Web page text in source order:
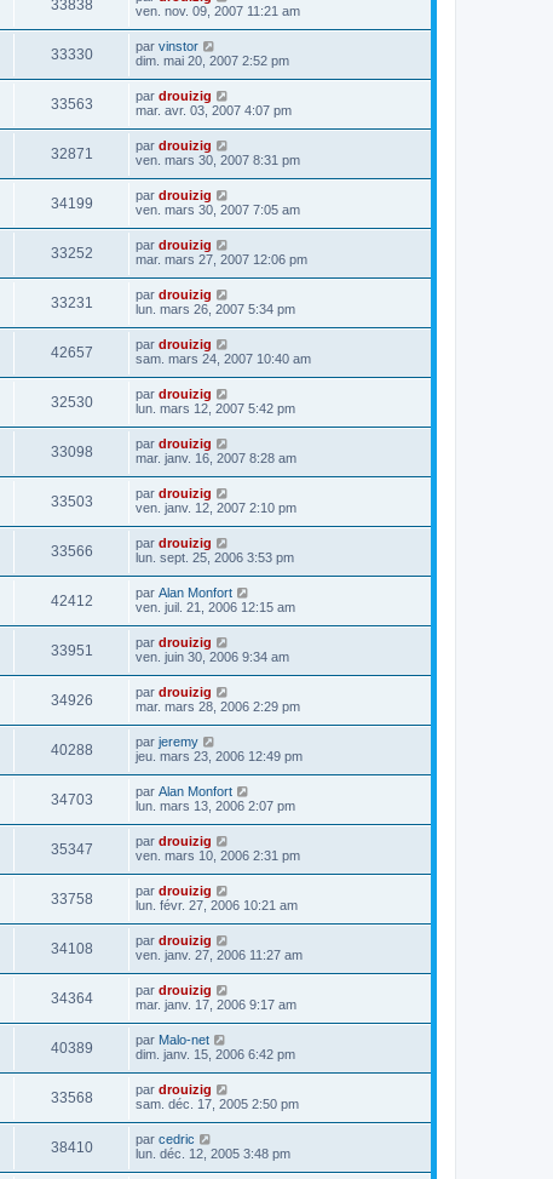
33838
ven. nov. 09, 2007 11:21 am
33330 par vinstor
dim. mai 20, 2007 2:52 pm
33563 par drouizig
mar. avr. 03, 2007 4:07 pm
32871 par drouizig
ven. mars 30, 2007 8:31 pm
34199 par drouizig
ven. mars 30, 2007 7:05 am
33252 par drouizig
mar. mars 27, 2007 12:06 pm
33231 par drouizig
lun. mars 26, 2007 5:34 pm
42657 par drouizig
sam. mars 24, 2007 10:40 am
32530 par drouizig
lun. mars 12, 2007 5:42 pm
33098 par drouizig
mar. janv. 16, 2007 8:28 am
33503 par drouizig
ven. janv. 12, 2007 2:10 pm
33566 par drouizig
lun. sept. 25, 2006 3:53 pm
42412 par Alan Monfort
ven. juil. 21, 2006 12:15 am
33951 par drouizig
ven. juin 30, 2006 9:34 am
34926 par drouizig
mar. mars 28, 2006 2:29 pm
40288 par jeremy
jeu. mars 23, 2006 12:49 pm
34703 par Alan Monfort
lun. mars 13, 2006 2:07 pm
35347 par drouizig
ven. mars 10, 2006 2:31 pm
33758 par drouizig
lun. févr. 27, 2006 10:21 am
34108 par drouizig
ven. janv. 27, 2006 11:27 am
34364 par drouizig
mar. janv. 17, 2006 9:17 am
40389 par Malo-net
dim. janv. 15, 2006 6:42 pm
33568 par drouizig
sam. déc. 17, 2005 2:50 pm
38410 par cedric
lun. déc. 12, 2005 3:48 pm